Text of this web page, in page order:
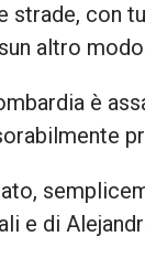
strade, con
altro
è
e di